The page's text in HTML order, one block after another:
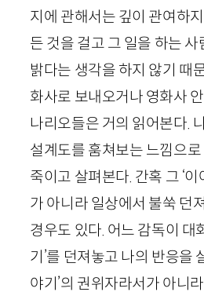
지에 관해서는 깊이 관여하
든 것을 걸고 그 일을 하는
밝다는 생각을 하지 않기 때
화사로 보내오거나 영화사
나리오들은 거의 읽어본다.
설계도를 훔쳐보는 느낌으로
죽이고 살펴본다. 간혹 그 ‘
가 아니라 일상에서 불쑥 던
경우도 있다. 어느 감독이 대
기’를 던져놓고 나의 반응을
야기’의 권위자라서가 아니